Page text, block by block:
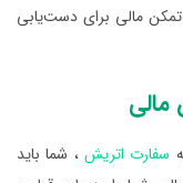
تمکن مالی برای دست‌یابی
مالی
سفارت اتریش ، شما باید